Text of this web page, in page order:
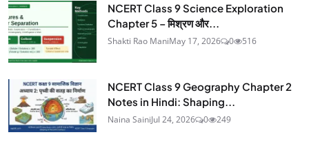
NCERT Class 9 Science Exploration
Chapter 5 – मिश्रण और...
Shakti Rao ManiMay 17, 2026 0 516
NCERT Class 9 Geography Chapter 2
Notes in Hindi: Shaping...
Naina SainiJul 24, 2026 0 249